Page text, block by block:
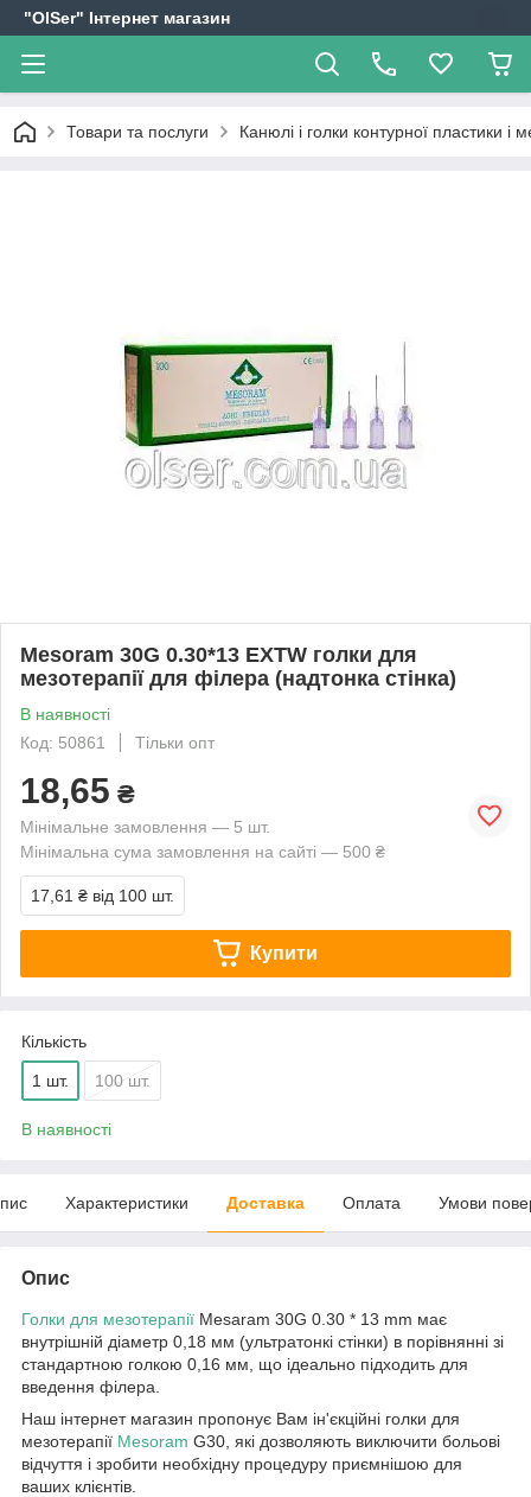
"OlSer" Інтернет магазин
Товари та послуги Канюлі і голки контурної пластики і
Mesoram 30G 0.30*13 EXTW голки для
мезотерапії для філера (надтонка стінка)
В наявності
Код: 50861
Тільки опт
18,65 ₴
Мінімальне замовлення — 5 шт.
Мінімальна сума замовлення на сайті — 500 ₴
17,61 ₴ від 100 шт.
Купити
Кількість
1 шт. 100 шт.
В наявності
Характеристики Доставка Оплата Умови
Опис
Голки для мезотерапії Mesaram 30G 0.30 * 13 mm має
внутрішній діаметр 0,18 мм (ультратонкі стінки) в порівнянні зі
стандартною голкою 0,16 мм, що ідеально підходить для
введення філера.
Наш інтернет магазин пропонує Вам ін'єкційні голки для
мезотерапії Mesoram G30, які дозволяють виключити больові
відчуття і зробити необхідну процедуру приємнішою для
ваших клієнтів.